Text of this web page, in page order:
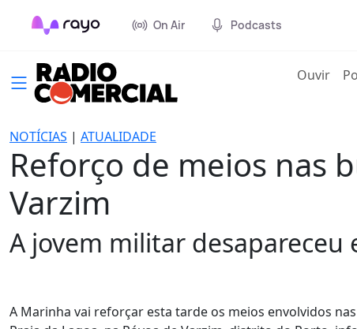
On Air Podcasts
Ouvir
NOTÍCIAS | ATUALIDADE
Reforço de meios nas
Varzim
A jovem militar desapareceu
A Marinha vai reforçar esta tarde os meios envolvidos